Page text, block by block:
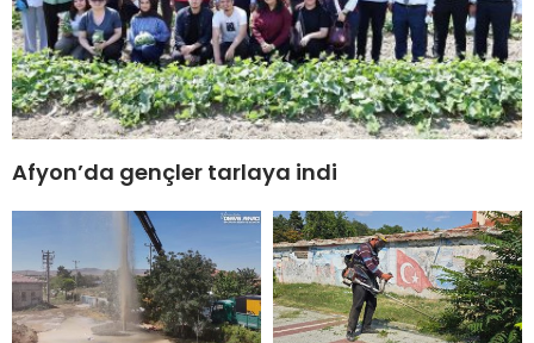
Afyon’da gençler tarlaya indi